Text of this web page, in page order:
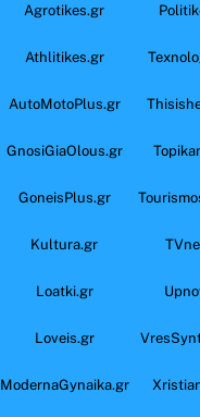
Agrotikes.gr
Athlitikes.gr
AutoMotoPlus.gr
GnosiGiaOlous.gr
GoneisPlus.gr
Kultura.gr
Loatki.gr
Loveis.gr
ModernaGynaika.gr